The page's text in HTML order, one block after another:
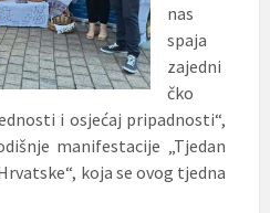
nas
spaja
zajedni
čko
i osjećaj pripadnosti“,
manifestacije „Tjedan
koja se ovog tjedna